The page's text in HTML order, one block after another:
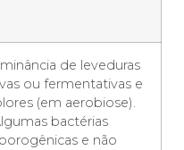
de leveduras
ou fermentativas e
(em aerobiose).
bactérias
e não